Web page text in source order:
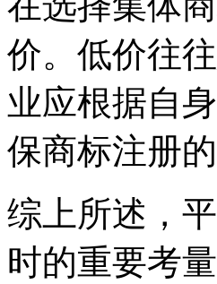
价。低价往
业应根据自
保商标注册
综上所述，
时的重要考